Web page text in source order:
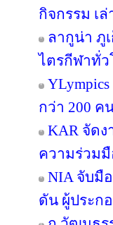
กิจกรรม เ
ลากูน่า ภู
ไตรกีฬาทั่ว
กว่า 200 ค
KAR จัด
ความร่วมมื
NIA จับมื
ดัน ผู้ประก